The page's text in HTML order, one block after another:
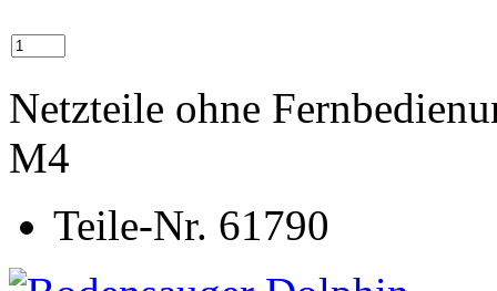
Netzteile ohne
M4
Teile-Nr. 61790